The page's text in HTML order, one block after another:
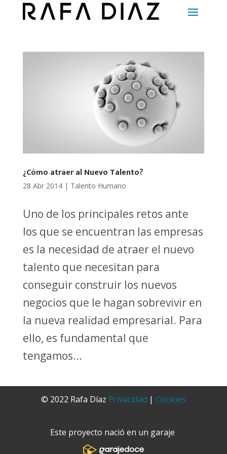
¿Cómo atraer al Nuevo Talento?
28 Abr 2014| Talento Humano
Uno de los principales retos ante
los que se encuentran las empresas
es la necesidad de atraer el nuevo
talento que necesitan para
conseguir construir los nuevos
negocios que le hagan sobrevivir en
la nueva realidad empresarial. Para
ello, es fundamental que
tengamos...
© 2022 Rafa Díaz Privacidad | Cookies
Este proyecto nació en un garaje